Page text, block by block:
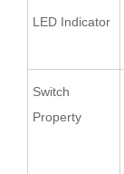
LED Indicator
Switch
Property